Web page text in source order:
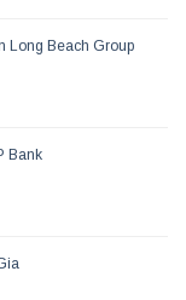
Long Beach Group
Bank